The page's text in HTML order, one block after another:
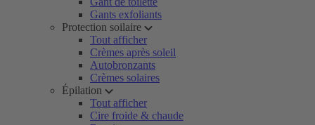
Gants exfoliants
Protection soilaire
Tout afficher
Crèmes après soleil
Autobronzants
Crèmes solaires
Épilation
Tout afficher
Cire froide & chaude